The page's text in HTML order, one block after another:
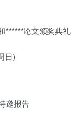
******论文颁奖典礼
日)
邀报告